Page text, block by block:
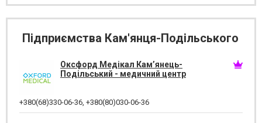
Підприємства Кам'янця-Подільського
Оксфорд Медікал Кам’янець-
Подільський - медичний центр
+380(68)330-06-36, +380(80)030-06-36